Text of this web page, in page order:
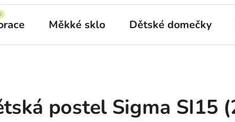
Měkké sklo Dětské domečky
postel Sigma SI15